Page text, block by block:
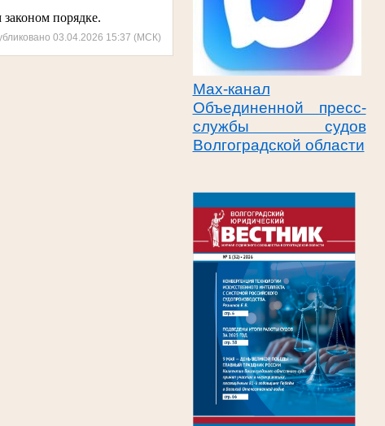
Max-канал
Объединенной пресс-
службы судов
Волгоградской области
порядке.
03.04.2026 15:37 (МСК)